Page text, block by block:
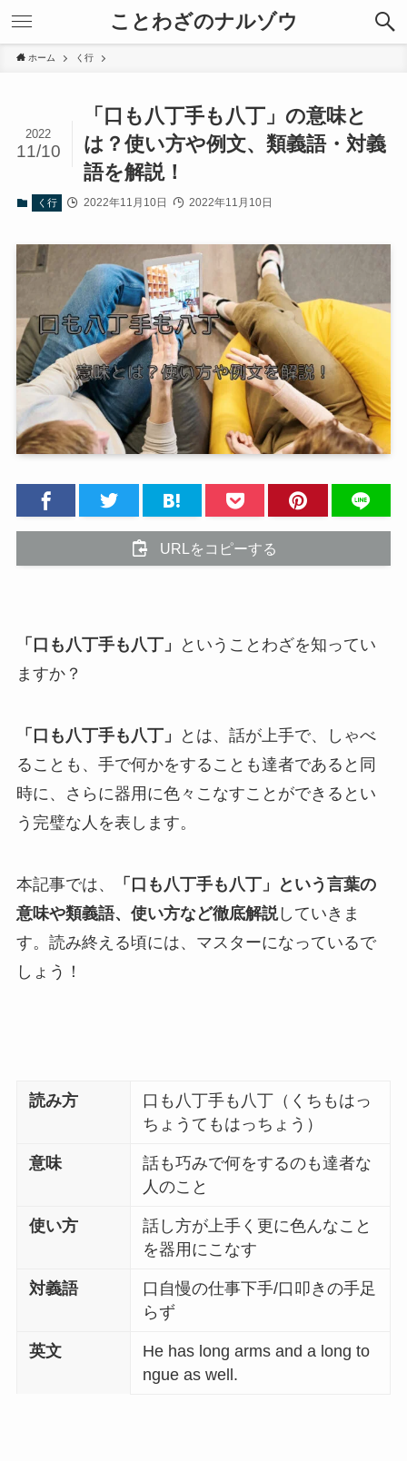
ことわざのナルゾウ
ホーム く行
「口も八丁手も八丁」の意味と
は？使い方や例文、類義語・対義
語を解説！
2022
11/10
く行 2022年11月10日 2022年11月10日
URLをコピーする
「口も八丁手も八丁」
ということわざを知ってい
ますか？
「口も八丁手も八丁」
とは、話が上手で、しゃべ
ることも、手で何かをすることも達者であると同
時に、さらに器用に色々こなすことができるとい
う完璧な人を表します。
本記事では、
「口も八丁手も八丁」という言葉の
意味や類義語、使い方など徹底解説していきま
す。読み終える頃には、マスターになっているで
しょう！
読み方
口も八丁手も八丁（くちもはっ
ちょうてもはっちょう）
意味
話も巧みで何をするのも達者な
人のこと
使い方
話し方が上手く更に色んなこと
を器用にこなす
対義語
口自慢の仕事下手/口叩きの手足
らず
英文
He has long arms and a long to
ngue as well.